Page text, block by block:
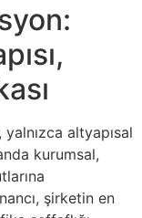
altyapısal
kurumsal,
şirketin en